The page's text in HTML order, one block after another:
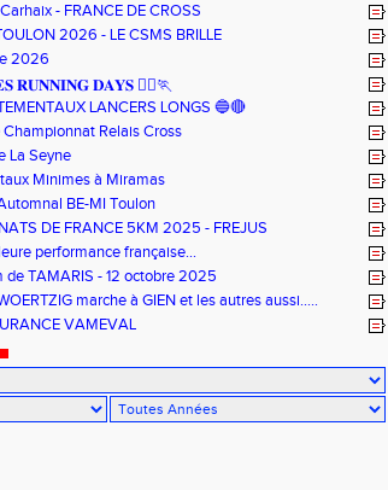
- FRANCE DE CROSS
2026 - LE CSMS BRILLE
2026
𝐑𝐔𝐍𝐍𝐈𝐍𝐆 𝐃𝐀𝐘𝐒 🏃‍♀️🏃
LANCERS LONGS 🔵🔴
Championnat Relais Cross
La Seyne
Minimes à Miramas
BE-MI Toulon
DE FRANCE 5KM 2025 - FREJUS
performance française...
de TAMARIS - 12 octobre 2025
marche à GIEN et les autres aussi.....
VAMEVAL